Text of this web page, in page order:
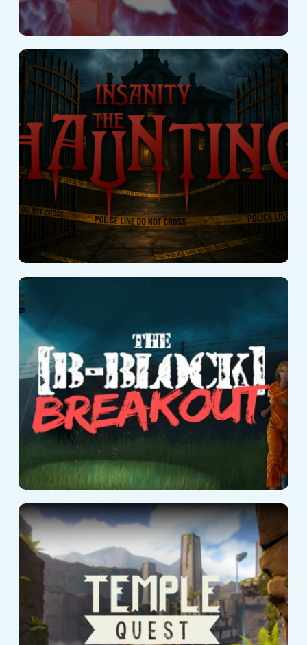
Insanity : The
Haunting
Breakout
Temple Quest